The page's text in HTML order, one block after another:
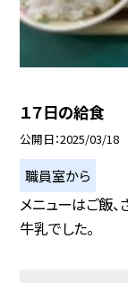
１７日の給食
公開日 2025/03/18
職員室から
メニューはご飯
牛乳でした。